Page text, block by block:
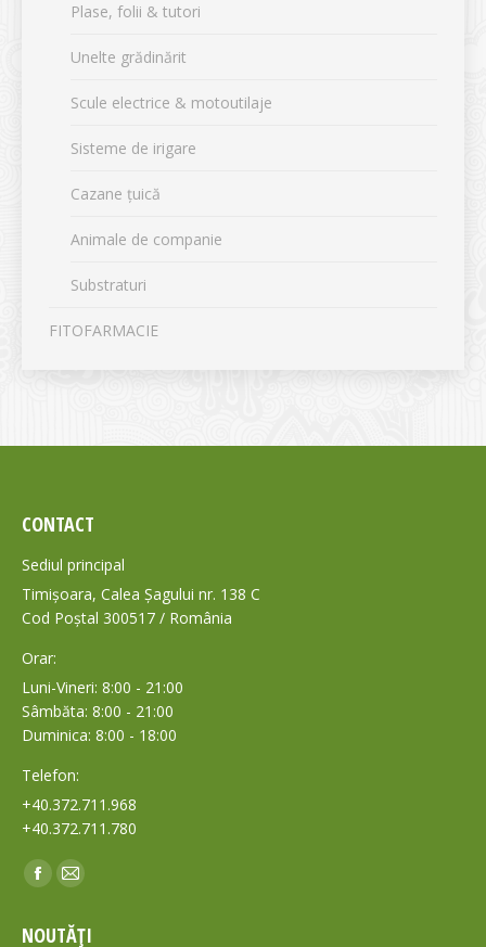
Plase, folii & tutori
Unelte grădinărit
Scule electrice & motoutilaje
Sisteme de irigare
Cazane țuică
Animale de companie
Substraturi
FITOFARMACIE
CONTACT
Sediul principal
Timișoara, Calea Șagului nr. 138 C
Cod Poștal 300517 / România
Orar:
Luni-Vineri: 8:00 - 21:00
Sâmbăta: 8:00 - 21:00
Duminica: 8:00 - 18:00
Telefon:
+40.372.711.968
+40.372.711.780
Find us on:
Facebook
opens
Mail
opens
NOUTĂȚI